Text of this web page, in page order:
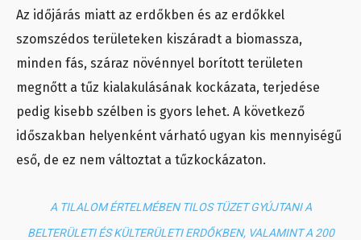
Az időjárás miatt az erdőkben és az erdőkkel
szomszédos területeken kiszáradt a biomassza,
minden fás, száraz növénnyel borított területen
megnőtt a tűz kialakulásának kockázata, terjedése
pedig kisebb szélben is gyors lehet. A következő
időszakban helyenként várható ugyan kis mennyiségű
eső, de ez nem változtat a tűzkockázaton.
A TILALOM ÉRTELMÉBEN TILOS TÜZET GYÚJTANI A
BELTERÜLETI ÉS KÜLTERÜLETI ERDŐKBEN, VALAMINT A 200